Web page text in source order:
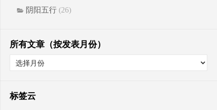
阴阳五行 (26)
所有文章（按发表月份）
标签云